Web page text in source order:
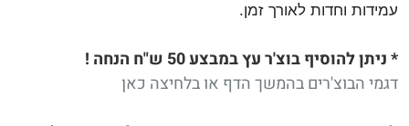
עמידות וחדות לאורך זמן.
* ניתן להוסיף בוצ'רעץ במבצע 50 ש"ח הנחה !
דגמי הבוצ'רים בהמשך הדף אובלחיצה כאן